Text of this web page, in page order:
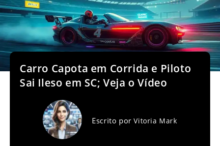
Carro Capota em Corrida e Piloto
Sai Ileso em SC; Veja o Vídeo
Escrito porVitoria Mark